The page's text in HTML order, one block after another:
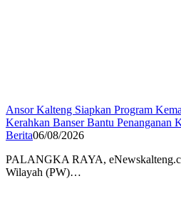
Ansor Kalteng Siapkan Program
Kerahkan Banser Bantu Penanganan
Berita06/08/2026
PALANGKA RAYA,
Wilayah (PW)…